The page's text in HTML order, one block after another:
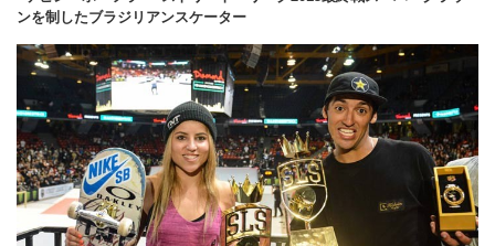
ンを制したブラジリアンスケーター